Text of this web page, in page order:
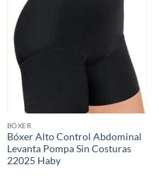
BÓXER
Bóxer Alto Control Abdominal
Levanta Pompa Sin Costuras
22025 Haby